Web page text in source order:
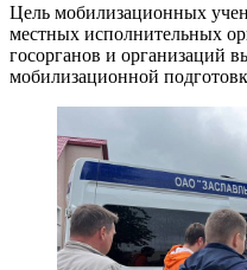
Цель мобилизационных
местных исполнительных
госорганов и организаций
мобилизационной